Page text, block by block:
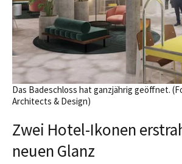
Das Badeschloss hat ganzjährig geöffnet.
Architects & Design)
Zwei Hotel-Ikonen
neuen Glanz